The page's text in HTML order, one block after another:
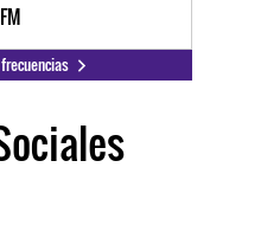
FM